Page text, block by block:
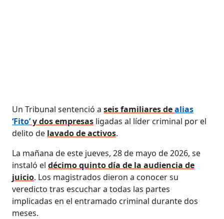
Un Tribunal sentenció aseis familiares dealias
‘Fito’y dos empresas ligadas al líder criminal por el
delito de lavado de activos.
La mañana de este jueves, 28 de mayo de 2026, se
instaló eldécimo quinto día de la audiencia de
juicio. Los magistrados dieron a conocer su
veredicto tras escuchar a todas las partes
implicadas en el entramado criminal durante dos
meses.